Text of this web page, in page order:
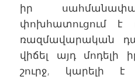
իր
փոխհատուցում է
ռազմավարական
վիճել այդ մոդելի
շուրջ, կարելի է